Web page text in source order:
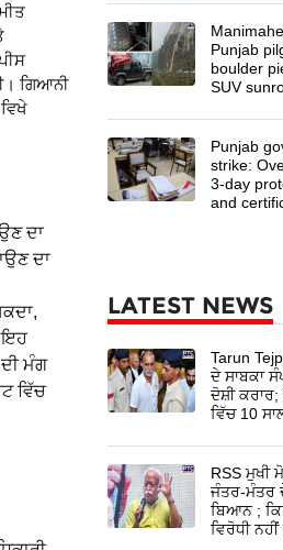
ਗਿਆਨੀ
ਦਾ
ਦਾ
ਇਹ
ਮੰਗ
ਵਿੱਚ
Punjab
boulder
SUV
Punjab
strike:
3-day
and
LATEST NEWS
Tarun
ਦੇ ਸਾਬਕਾ
ਦੋਸ਼ੀ
ਵਿੱਚ 10
RSS ਮੁਖੀ
ਜੰਤਰ-ਮੰਤਰ
ਬਿਆਨ ;
ਵਿਰੋਧੀ